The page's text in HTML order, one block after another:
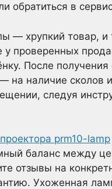
обратиться в
— хрупкий товар, и
проверенных
После получения
на наличие сколов
следуя
prm10-lamp
баланс между
отзывы на
Ухоженная